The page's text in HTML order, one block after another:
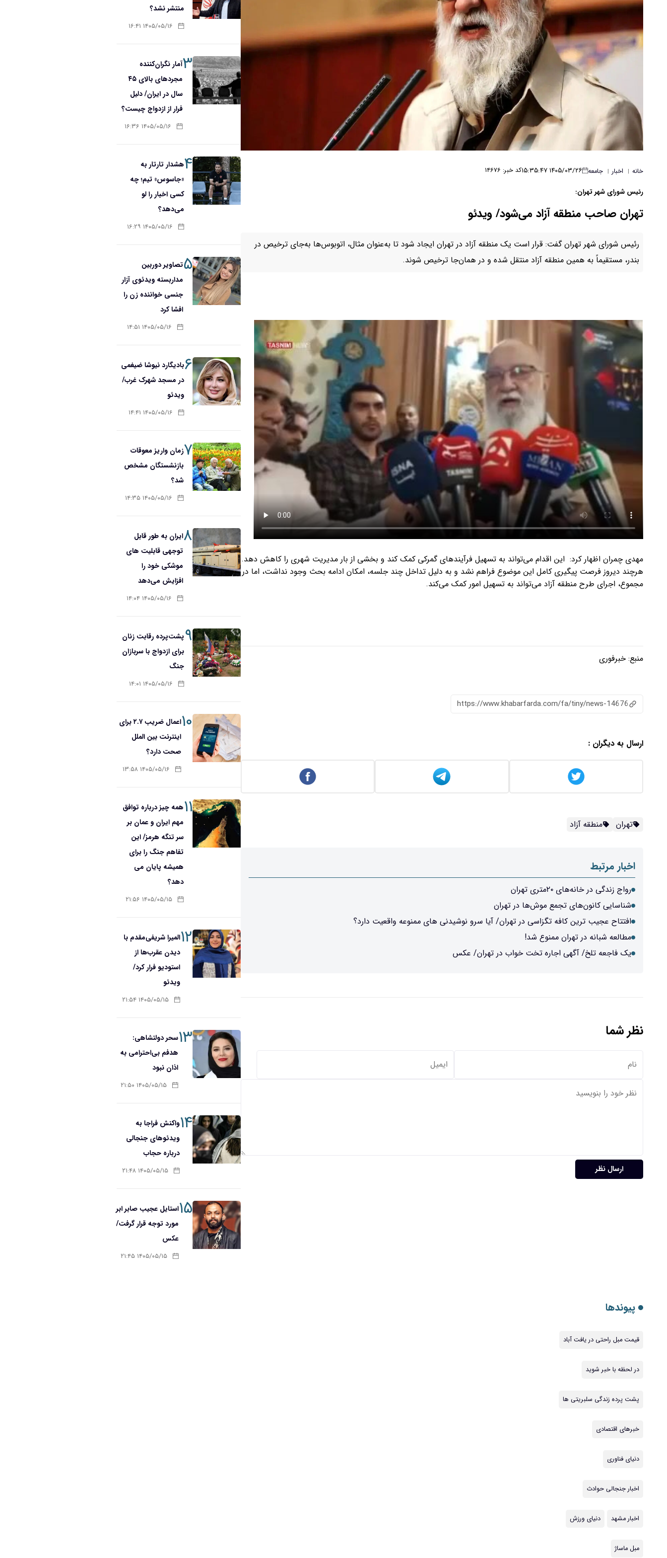
خانه | اخبار | جامعه ۱۴۰۵/۰۳/۲۶ ۱۵:۳۵:۴۷ کد خبر: ۱۴۶۷۶
رئیس شورای شهر تهران:
تهران صاحب منطقه آزاد می‌شود/ ویدئو
رئیس شورای شهر تهران گفت: قرار است یک منطقه آزاد در تهران ایجاد شود تا به‌عنوان مثال، اتوبوس‌ها به‌جای ترخیص در
بندر، مستقیماً به همین منطقه آزاد منتقل شده و در همان‌جا ترخیص شوند.
مهدی چمران اظهار کرد: این اقدام می‌تواند به تسهیل فرآیندهای گمرکی کمک کند و بخشی از بار مدیریت شهری را کاهش دهد.
هرچند دیروز فرصت پیگیری کامل این موضوع فراهم نشد و به دلیل تداخل چند جلسه، امکان ادامه بحث وجود نداشت، اما در
مجموع، اجرای طرح منطقه آزاد می‌تواند به تسهیل امور کمک می‌کند.
منبع: خبرفوری
https://www.khabarfarda.com/fa/tiny/news-14676
ارسال به دیگران :
تهران منطقه آزاد
اخبار مرتبط
رواج زندگی در خانه‌های ۲۰متری تهران
شناسایی کانون‌های تجمع موش‌ها در تهران
افتتاح عجیب ترین کافه تگزاسی در تهران/ آیا سرو نوشیدنی های ممنوعه واقعیت دارد؟
مطالعه شبانه در تهران ممنوع شد!
یک فاجعه تلخ/ آگهی اجاره تخت خواب در تهران/ عکس
نظر شما
ارسال نظر
منتشر نشد؟
۱۴۰۵/۰۵/۱۶ ۱۶:۴۱
۳آمار نگران‌کننده
مجردهای بالای ۴۵
سال در ایران/ دلیل
فرار از ازدواج چیست؟
۱۴۰۵/۰۵/۱۶ ۱۶:۳۶
۴هشدار تارتار به
«جاسوس» تیم؛ چه
کسی اخبار را لو
می‌دهد؟
۱۴۰۵/۰۵/۱۶ ۱۶:۲۹
۵تصاویر دوربین
مداربسته ویدئوی آزار
جنسی خواننده زن را
افشا کرد
۱۴۰۵/۰۵/۱۶ ۱۴:۵۱
۶بادیگارد نیوشا ضیغمی
در مسجد شهرک غرب/
ویدئو
۱۴۰۵/۰۵/۱۶ ۱۴:۴۱
۷زمان واریز معوقات
بازنشستگان مشخص
شد؟
۱۴۰۵/۰۵/۱۶ ۱۴:۳۵
۸ایران به طور قابل
توجهی قابلیت های
موشکی خود را
افزایش می‌دهد
۱۴۰۵/۰۵/۱۶ ۱۴:۰۴
۹پشت‌پرده رقابت زنان
برای ازدواج با سربازان
جنگ
۱۴۰۵/۰۵/۱۶ ۱۴:۰۱
۱۰
اعمال ضریب ۲.۷ برای
اینترنت بین الملل
صحت دارد؟
۱۴۰۵/۰۵/۱۶ ۱۳:۵۸
۱۱همه چیز درباره توافق
مهم ایران و عمان بر
سر تنگه هرمز/ این
تفاهم جنگ را برای
همیشه پایان می
دهد؟
۱۴۰۵/۰۵/۱۵ ۲۱:۵۶
۱۲المیرا شریفی‌مقدم با
دیدن عقرب‌ها از
استودیو فرار کرد/
ویدئو
۱۴۰۵/۰۵/۱۵ ۲۱:۵۴
۱۳سحر دولتشاهی:
هدفم بی‌احترامی به
اذان نبود
۱۴۰۵/۰۵/۱۵ ۲۱:۵۰
۱۴واکنش فراجا به
ویدئوهای جنجالی
درباره حجاب
۱۴۰۵/۰۵/۱۵ ۲۱:۴۸
۱۵استایل عجیب صابر ابر
مورد توجه قرار گرفت/
عکس
۱۴۰۵/۰۵/۱۵ ۲۱:۴۵
پیوندها
قیمت مبل راحتی در یافت آباد
در لحظه با خبر شوید
پشت پرده زندگی سلبریتی ها
خبرهای اقتصادی
دنیای فناوری
اخبار جنجالی حوادث
اخبار مشهد دنیای ورزش
مبل ماساژ